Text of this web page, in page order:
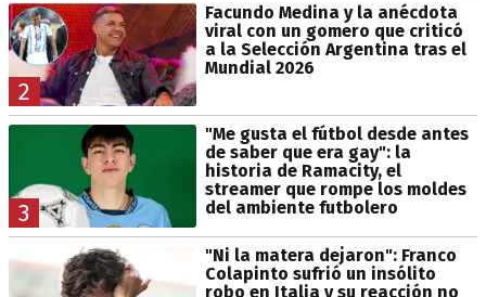
2
Facundo Medina y la anécdota
viral con un gomero que criticó
a la Selección Argentina tras el
Mundial 2026
3
"Me gusta el fútbol desde antes
de saber que era gay": la
historia de Ramacity, el
streamer que rompe los moldes
del ambiente futbolero
"Ni la matera dejaron": Franco
Colapinto sufrió un insólito
robo en Italia y su reacción no